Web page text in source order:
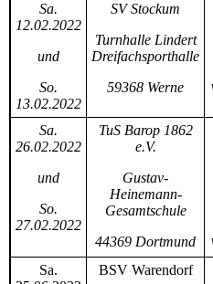
Sa.
12.02.2022
und
So.
13.02.2022
SV Stockum
Turnhalle Lindert
Dreifachsporthalle
59368 Werne
Sa.
26.02.2022
und
So.
27.02.2022
TuS Barop 1862
e.V.
Gustav-
Heinemann-
Gesamtschule
44369 Dortmund
Sa.
BSV Warendorf